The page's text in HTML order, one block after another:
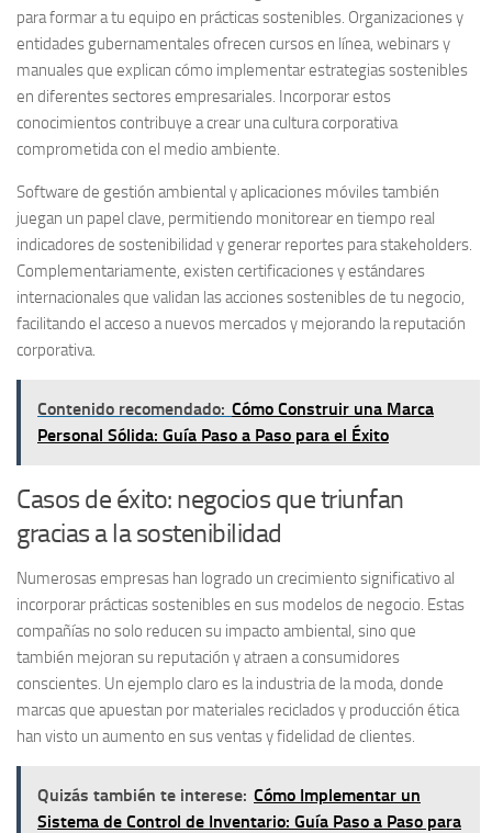
para formar a tu equipo en prácticas sostenibles. Organizaciones y
entidades gubernamentales ofrecen cursos en línea, webinars y
manuales que explican cómo implementar estrategias sostenibles
en diferentes sectores empresariales. Incorporar estos
conocimientos contribuye a crear una cultura corporativa
comprometida con el medio ambiente.
Software de gestión ambiental y aplicaciones móviles también
juegan un papel clave, permitiendo monitorear en tiempo real
indicadores de sostenibilidad y generar reportes para stakeholders.
Complementariamente, existen certificaciones y estándares
internacionales que validan las acciones sostenibles de tu negocio,
facilitando el acceso a nuevos mercados y mejorando la reputación
corporativa.
Contenido recomendado: Cómo Construir una Marca
Personal Sólida: Guía Paso a Paso para el Éxito
Casos de éxito: negocios que triunfan
gracias a la sostenibilidad
Numerosas empresas han logrado un crecimiento significativo al
incorporar prácticas sostenibles en sus modelos de negocio. Estas
compañías no solo reducen su impacto ambiental, sino que
también mejoran su reputación y atraen a consumidores
conscientes. Un ejemplo claro es la industria de la moda, donde
marcas que apuestan por materiales reciclados y producción ética
han visto un aumento en sus ventas y fidelidad de clientes.
Quizás también te interese: Cómo Implementar un
Sistema de Control de Inventario: Guía Paso a Paso para